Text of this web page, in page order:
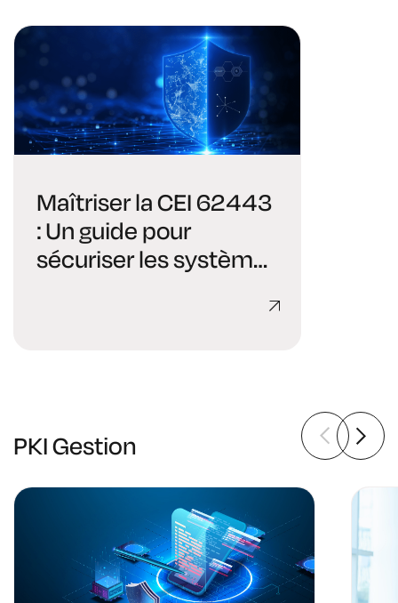
Maîtriser la CEI 62443
: Un guide pour
sécuriser les systèmes
PKI Gestion